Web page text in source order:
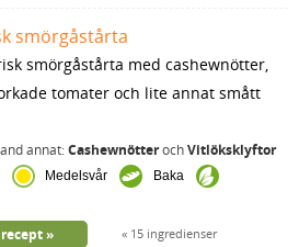
smörgåstårta
smörgåstårta med cashewnötter,
tomater och lite annat smått
annat:CashewnötterochVitlöksklyftor
Medelsvår
Baka
15 ingredienser